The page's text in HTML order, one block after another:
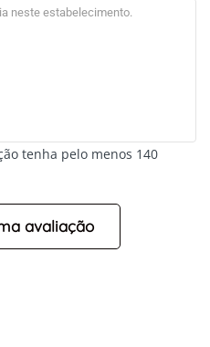
tenha pelo menos 140